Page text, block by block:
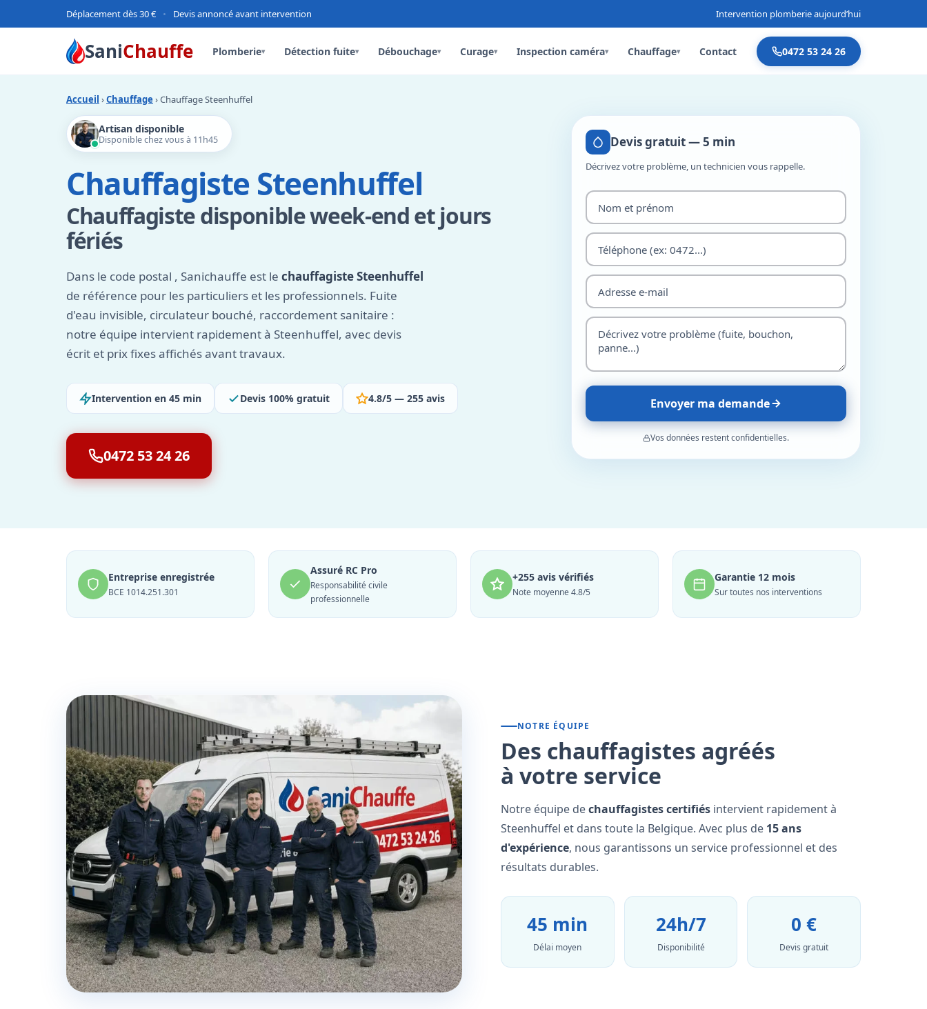
Déplacement dès 30 € • Devis annoncé avant intervention Intervention plomberie aujourd’hui
SaniChauffe Plomberie▾ Détection fuite▾ Débouchage▾ Curage▾ Inspection caméra▾ Chauffage▾ Contact 0472 53 24 26
Accueil ›Chauffage › Chauffage Steenhuffel
Artisan disponible
Disponible chez vous à 11h45
Chauffagiste Steenhuffel
Chauffagiste disponible week-end et jours
fériés
Dans le code postal , Sanichauffe est le chauffagiste Steenhuffel
de référence pour les particuliers et les professionnels. Fuite
d'eau invisible, circulateur bouché, raccordement sanitaire :
notre équipe intervient rapidement à Steenhuffel, avec devis
écrit et prix fixes affichés avant travaux.
Intervention en 45 min Devis 100% gratuit 4.8/5 — 255 avis
0472 53 24 26
Devis gratuit — 5 min
Décrivez votre problème, un technicien vous rappelle.
Envoyer ma demande
Vos données restent confidentielles.
Entreprise enregistrée
BCE 1014.251.301
Assuré RC Pro
Responsabilité civile
professionnelle
+255 avis vérifiés
Note moyenne 4.8/5
Garantie 12 mois
Sur toutes nos interventions
NOTRE ÉQUIPE
Des chauffagistes agréés
à votre service
Notre équipe dechauffagistes certifiés intervient rapidement à
Steenhuffel et dans toute la Belgique. Avec plus de 15 ans
d'expérience, nous garantissons un service professionnel et des
résultats durables.
45 min
Délai moyen
24h/7
Disponibilité
0 €
Devis gratuit